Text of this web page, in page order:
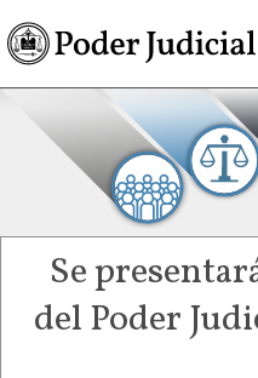
Se
del Poder